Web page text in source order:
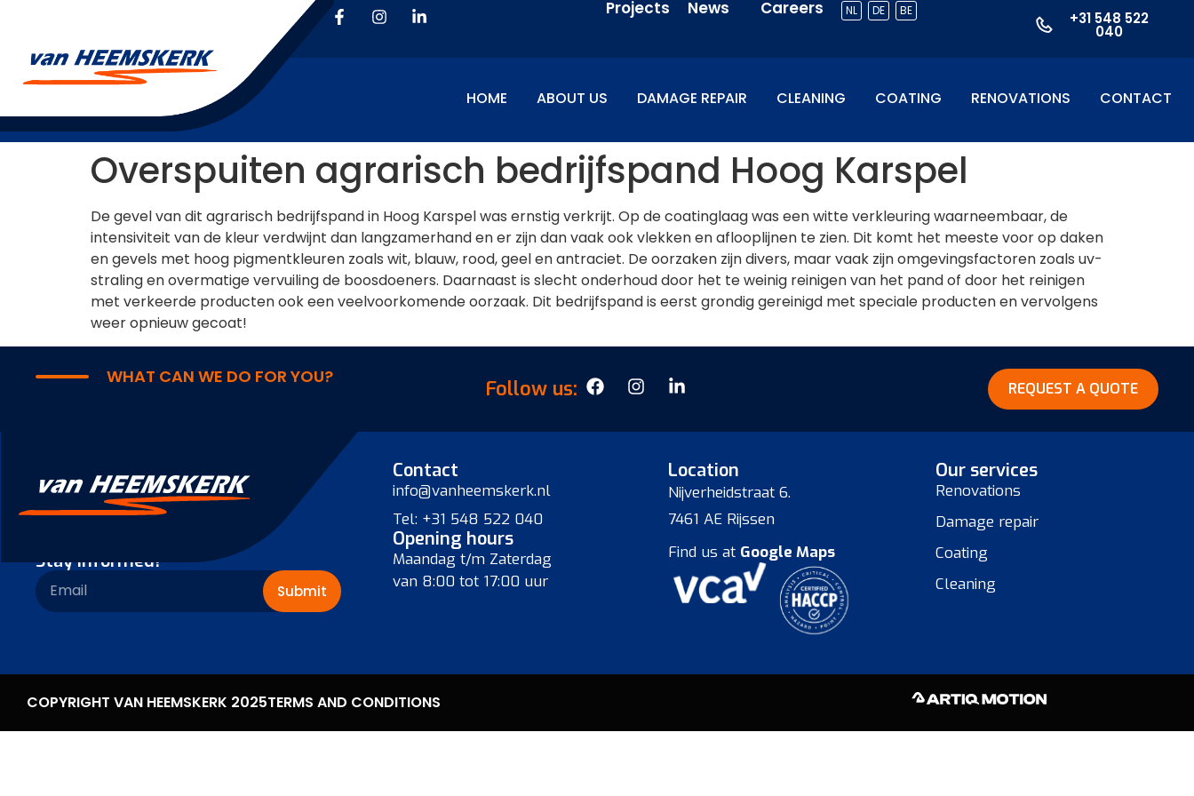
Projects News Careers NL DE BE +31 548 522
040
HOME ABOUT US DAMAGE REPAIR CLEANING COATING RENOVATIONS CONTACT
Overspuiten agrarisch bedrijfspand Hoog Karspel
De gevel van dit agrarisch bedrijfspand in Hoog Karspel was ernstig verkrijt. Op de coatinglaag was een witte verkleuring waarneembaar, de
intensiviteit van de kleur verdwijnt dan langzamerhand en er zijn dan vaak ook vlekken en aflooplijnen te zien. Dit komt het meeste voor op daken
en gevels met hoog pigmentkleuren zoals wit, blauw, rood, geel en antraciet. De oorzaken zijn divers, maar vaak zijn omgevingsfactoren zoals uv-
straling en overmatige vervuiling de boosdoeners. Daarnaast is slecht onderhoud door het te weinig reinigen van het pand of door het reinigen
met verkeerde producten ook een veelvoorkomende oorzaak. Dit bedrijfspand is eerst grondig gereinigd met speciale producten en vervolgens
weer opnieuw gecoat!
WHAT CAN WE DO FOR YOU? Follow us: REQUEST A QUOTE
Stay informed!
Submit
Contact
info@vanheemskerk.nl
Tel: +31 548 522 040
Opening hours
Maandag t/m Zaterdag
van 8:00 tot 17:00 uur
Location
Nijverheidstraat 6.
7461 AE Rijssen
Find us at Google Maps
Our services
Renovations
Damage repair
Coating
Cleaning
COPYRIGHT VAN HEEMSKERK 2025TERMS AND CONDITIONS